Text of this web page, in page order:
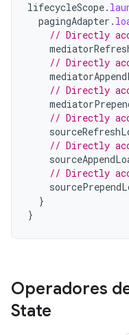
lifecycleScope.
pagingAdapter .
// Directly
// Directly
// Directly
// Directly
// Directly
// Directly
}
}
Operadores
State